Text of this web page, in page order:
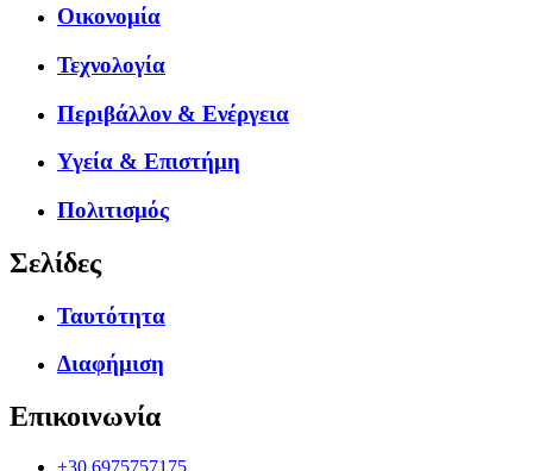
Οικονομία
Τεχνολογία
Περιβάλλον & Ενέργεια
Υγεία & Επιστήμη
Πολιτισμός
Σελίδες
Ταυτότητα
Διαφήμιση
Επικοινωνία